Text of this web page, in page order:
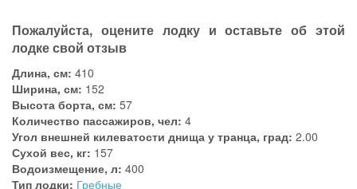
Пожалуйста, оцените лодку и оставьте об этой
лодке свой отзыв
Длина, см: 410
Ширина, см: 152
Высота борта, см: 57
Количество пассажиров, чел: 4
Угол внешней килеватости днища у транца, град: 2.00
Сухой вес, кг: 157
Водоизмещение, л: 400
Тип лодки: Гребные